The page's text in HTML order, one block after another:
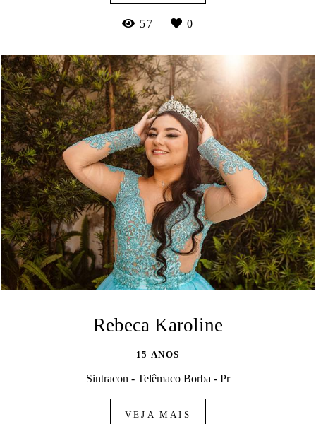
57 0
Rebeca Karoline
15 ANOS
Sintracon - Telêmaco Borba - Pr
VEJA MAIS